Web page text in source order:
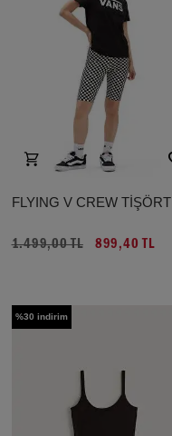
FLYING V CREW TİŞÖRT
1.499,00 TL 899,40 TL
%30 indirim